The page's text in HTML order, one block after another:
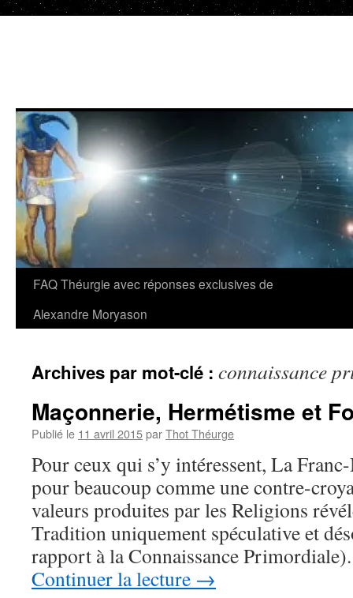
FAQ Théurgie avec réponses exclusives de
Alexandre Moryason
Archives par mot-clé : connaissance
Maçonnerie, Hermétisme et
Publié le 11 avril 2015parThot Théurge
Pour ceux qui s’y intéressent, La
pour beaucoup comme une contre-
valeurs produites par les Religions
Tradition uniquement spéculative et
rapport à la Connaissance
Continuer la lecture →